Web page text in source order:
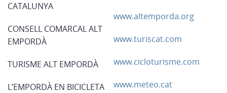
CATALUNYA
CONSELL COMARCAL ALT
EMPORDÀ
TURISME ALT EMPORDÀ
L’EMPORDÀ EN BICICLETA
www.altemporda.org
www.turiscat.com
www.cicloturisme.com
www.meteo.cat